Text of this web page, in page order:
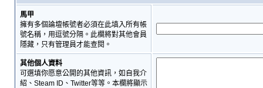
馬甲
擁有多個論壇帳號者必須在此填入所有帳
號名稱，用逗號分隔。此欄將對其他會員
隱藏，只有管理員才能查閱。
其他個人資料
可選填你愿意公開的其他資訊，如自我介
紹、Steam ID、Twitter等等。本欄將顯示